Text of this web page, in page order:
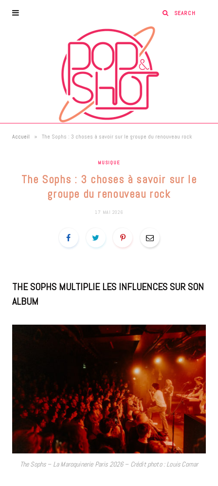
Accueil » The Sophs : 3 choses à savoir sur le groupe du renouveau rock
MUSIQUE
The Sophs : 3 choses à savoir sur le
groupe du renouveau rock
17 MAI 2026
THE SOPHS MULTIPLIE LES INFLUENCES SUR SON
ALBUM
The Sophs – La Maroquinerie Paris 2026 – Crédit photo : Louis Comar